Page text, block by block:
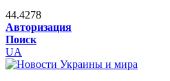
44.4278
Авторизация
Поиск
UA